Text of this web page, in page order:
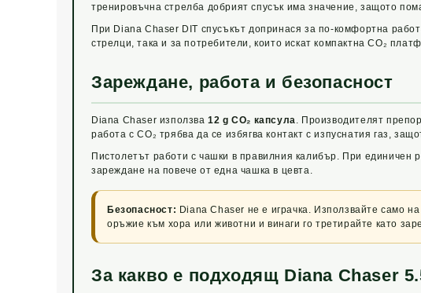
тренировъчна стрелба добрият спусък има значение, защото
При Diana Chaser DIT спусъкът допринася за по-комфортна
стрелци, така и за потребители, които искат компактна CO₂
Зареждане, работа и безопасност
Diana Chaser използва12 g CO₂ капсула
. Производителят
работа с CO₂ трябва да се избягва контакт с изпуснатия газ,
Пистолетът работи с чашки в правилния калибър. При единичен
зареждане на повече от една чашка в цевта.
Безопасност: Diana Chaser не е играчка. Използвайте само
оръжие към хора или животни и винаги го третирайте като
За какво е подходящ Diana Chaser